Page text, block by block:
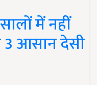
में नहीं
3 आसान देसी